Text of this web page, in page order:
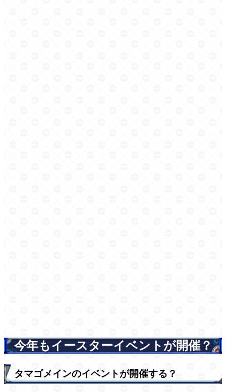
今年もイースターイベントが開催？
タマゴメインのイベントが開催する？